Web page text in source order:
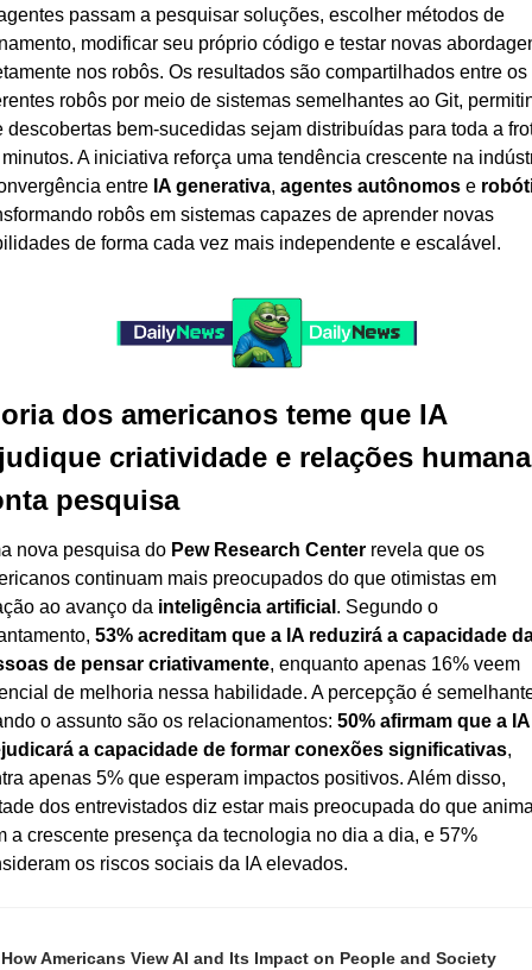
passam a pesquisar soluções, escolher métodos de
modificar seu próprio código e testar novas
nos robôs. Os resultados são compartilhados entre os
robôs por meio de sistemas semelhantes ao Git,
descobertas bem-sucedidas sejam distribuídas para toda a
A iniciativa reforça uma tendência crescente na
entre IA generativa, agentes autônomos e
robôs em sistemas capazes de aprender novas
de forma cada vez mais independente e escalável.
dos americanos teme que IA
criatividade e relações
pesquisa
nova pesquisa do Pew Research Center revela que os
continuam mais preocupados do que otimistas em
ao avanço da inteligência artificial . Segundo o
53% acreditam que a IA reduzirá a capacidade
de pensar criativamente, enquanto apenas 16% veem
de melhoria nessa habilidade. A percepção é
o assunto são os relacionamentos: 50% afirmam que a IA
a capacidade de formar conexões significativas,
apenas 5% que esperam impactos positivos. Além disso,
dos entrevistados diz estar mais preocupada do que
a crescente presença da tecnologia no dia a dia, e 57%
os riscos sociais da IA elevados.
How Americans View AI and Its Impact on People and Society